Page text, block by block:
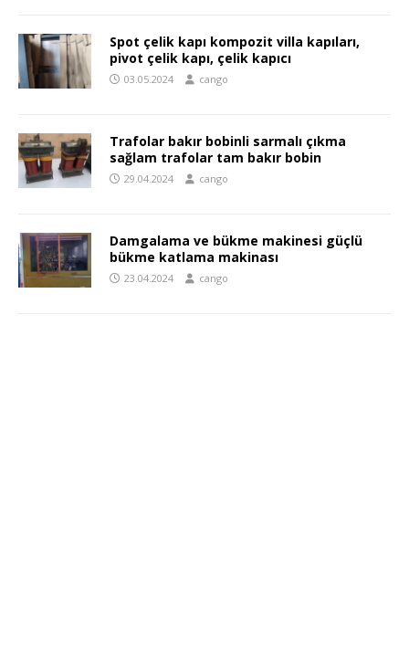
Spot çelik kapı kompozit villa kapıları,
pivot çelik kapı, çelik kapıcı
03.05.2024 cango
Trafolar bakır bobinli sarmalı çıkma
sağlam trafolar tam bakır bobin
29.04.2024 cango
Damgalama ve bükme makinesi güçlü
bükme katlama makinası
23.04.2024 cango